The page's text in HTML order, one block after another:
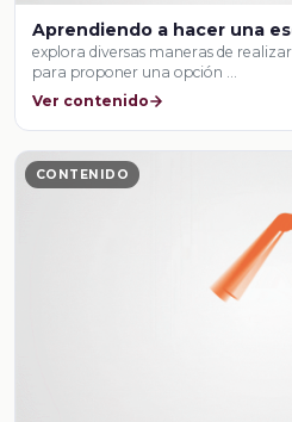
Aprendiendo a hacer una
explora diversas maneras de
para proponer una opción …
Ver contenido
CONTENIDO